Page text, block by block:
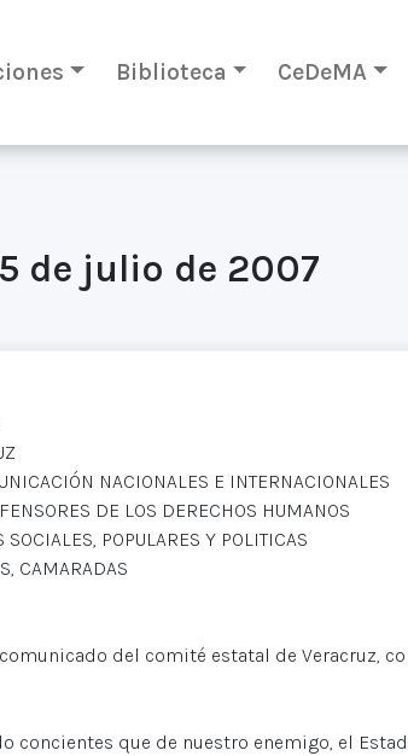
Biblioteca CeDeMA
de julio de 2007
NACIONALES E INTERNACIONALES
DE LOS DERECHOS HUMANOS
POPULARES Y POLITICAS
CAMARADAS
del comité estatal de Veracruz,
concientes que de nuestro enemigo, el